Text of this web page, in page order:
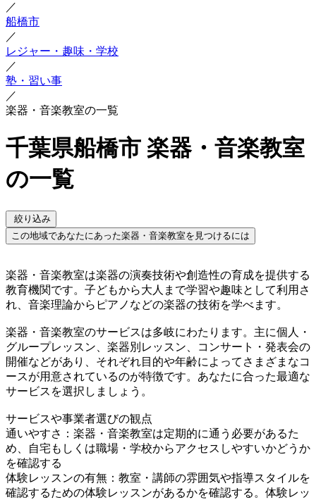
／
船橋市
／
レジャー・趣味・学校
／
塾・習い事
／
楽器・音楽教室の一覧
千葉県船橋市 楽器・音楽教室
の一覧
絞り込み
この地域であなたにあった楽器・音楽教室を見つけるには
楽器・音楽教室は楽器の演奏技術や創造性の育成を提供する
教育機関です。子どもから大人まで学習や趣味として利用さ
れ、音楽理論からピアノなどの楽器の技術を学べます。
楽器・音楽教室のサービスは多岐にわたります。主に個人・
グループレッスン、楽器別レッスン、コンサート・発表会の
開催などがあり、それぞれ目的や年齢によってさまざまなコ
ースが用意されているのが特徴です。あなたに合った最適な
サービスを選択しましょう。
サービスや事業者選びの観点
通いやすさ：楽器・音楽教室は定期的に通う必要があるた
め、自宅もしくは職場・学校からアクセスしやすいかどうか
を確認する
体験レッスンの有無：教室・講師の雰囲気や指導スタイルを
確認するための体験レッスンがあるかを確認する。体験レッ